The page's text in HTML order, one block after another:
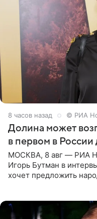
8 часов назад © РИА
Долина может
в первом в России
МОСКВА, 8 авг — РИА
Игорь Бутман в
хочет предложить